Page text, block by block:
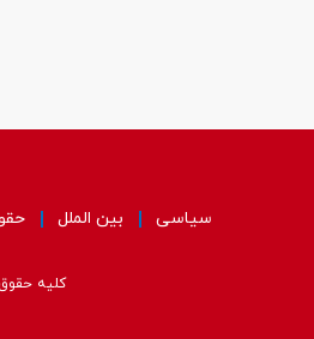
سیاسی بین الملل
کلیه